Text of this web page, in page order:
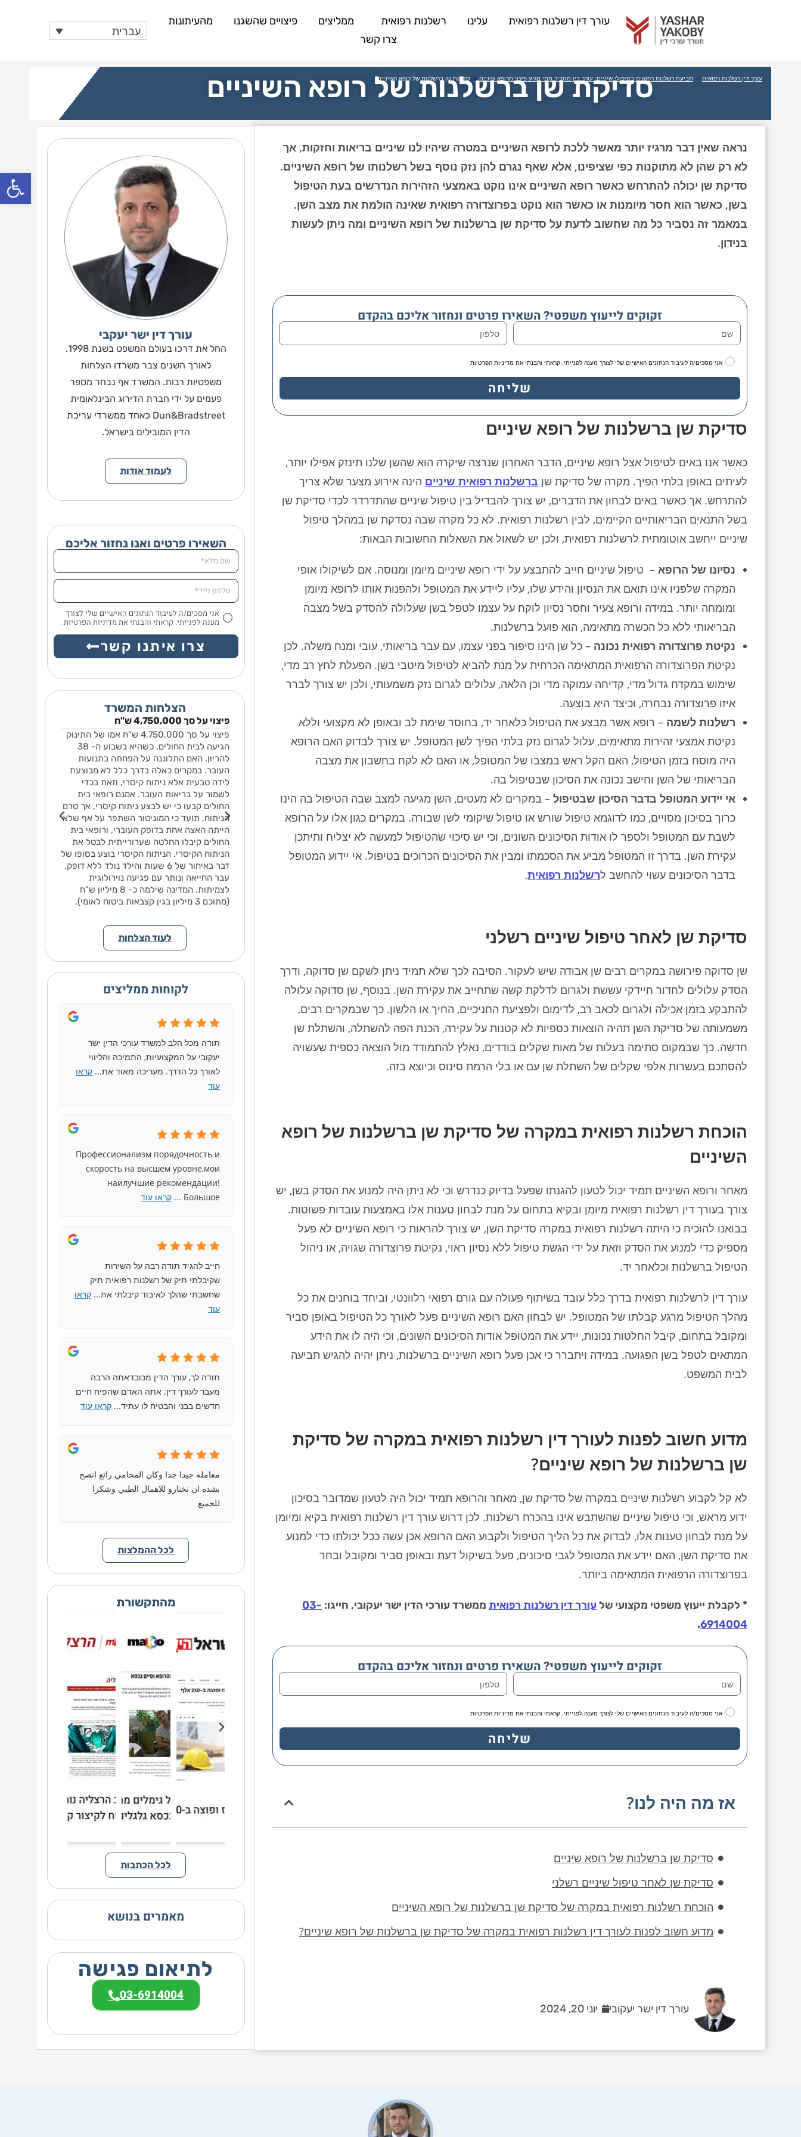
עורך דין רשלנות רפואית עלינו רשלנות רפואית ממליצים פיצויים שהשגנו
מהעיתונות
צרו קשר
עברית
עורך דין רשלנות רפואית » תביעת רשלנות רפואית בטיפולי שיניים: עורך דין מסביר מתי מגיע פיצוי מרופא שיניים » סדיקת שן ברשלנות של רופא השיניים
סדיקת שן ברשלנות של רופא השיניים
נראה שאין דבר מרגיז יותר מאשר ללכת לרופא השיניים במטרה שיהיו לנו שיניים בריאות וחזקות, אך
לא רק שהן לא מתוקנות כפי שציפינו, אלא שאף נגרם להן נזק נוסף בשל רשלנותו של רופא השיניים.
סדיקת שן יכולה להתרחש כאשר רופא השיניים אינו נוקט באמצעי הזהירות הנדרשים בעת הטיפול
בשן, כאשר הוא חסר מיומנות או כאשר הוא נוקט בפרוצדורה רפואית שאינה הולמת את מצב השן.
במאמר זה נסביר כל מה שחשוב לדעת על סדיקת שן ברשלנות של רופא השיניים ומה ניתן לעשות
בנידון.
זקוקים לייעוץ משפטי? השאירו פרטים ונחזור אליכם בהקדם
אני מסכים/ה לעיבוד הנתונים האישיים שלי לצורך מענה לפנייתי. קראתי והבנתי את מדיניות הפרטיות
שליחה
סדיקת שן ברשלנות של רופא שיניים
כאשר אנו באים לטיפול אצל רופא שיניים, הדבר האחרון שנרצה שיקרה הוא שהשן שלנו תינזק אפילו יותר,
לעיתים באופן בלתי הפיך. מקרה של סדיקת שן ברשלנות רפואית שיניים הינה אירוע מצער שלא צריך
להתרחש. אך כאשר באים לבחון את הדברים, יש צורך להבדיל בין טיפול שיניים שהתדרדר לכדי סדיקת שן
בשל התנאים הבריאותיים הקיימים, לבין רשלנות רפואית. לא כל מקרה שבה נסדקת שן במהלך טיפול
שיניים ייחשב אוטומתית לרשלנות רפואית, ולכן יש לשאול את השאלות החשובות הבאות:
נסיונו של הרופא – טיפול שיניים חייב להתבצע על ידי רופא שיניים מיומן ומנוסה. אם לשיקולו אופי
המקרה שלפניו אינו תואם את הנסיון והידע שלו, עליו ליידע את המטופל ולהפנות אותו לרופא מיומן
ומומחה יותר. במידה ורופא צעיר וחסר נסיון לוקח על עצמו לטפל בשן שעלולה להסדק בשל מצבה
הבריאותי ללא כל הכשרה מתאימה, הוא פועל ברשלנות.
נקיטת פרוצדורה רפואית נכונה – כל שן הינו סיפור בפני עצמו, עם עבר בריאותי, עובי ומנח משלה. לכן
נקיטת הפרוצדורה הרפואית המתאימה הכרחית על מנת להביא לטיפול מיטבי בשן. הפעלת לחץ רב מדי,
שימוש במקדח גדול מדי, קדיחה עמוקה מדי וכן הלאה, עלולים לגרום נזק משמעותי, ולכן יש צורך לברר
איזו פרוצדורה נבחרה, וכיצד היא בוצעה.
רשלנות לשמה – רופא אשר מבצע את הטיפול כלאחר יד, בחוסר שימת לב ובאופן לא מקצועי וללא
נקיטת אמצעי זהירות מתאימים, עלול לגרום נזק בלתי הפיך לשן המטופל. יש צורך לבדוק האם הרופא
היה מוסח בזמן הטיפול, האם הקל ראש במצבו של המטופל, או האם לא לקח בחשבון את מצבה
הבריאותי של השן וחישב נכונה את הסיכון שבטיפול בה.
אי יידוע המטופל בדבר הסיכון שבטיפול – במקרים לא מעטים, השן מגיעה למצב שבה הטיפול בה הינו
כרוך בסיכון מסויים, כמו לדוגמא טיפול שורש או טיפול שיקומי לשן שבורה. במקרים כגון אלו על הרופא
לשבת עם המטופל ולספר לו אודות הסיכונים השונים, וכי יש סיכוי שהטיפול למעשה לא יצליח ותיתכן
עקירת השן. בדרך זו המטופל מביע את הסכמתו ומבין את הסיכונים הכרוכים בטיפול. אי יידוע המטופל
בדבר הסיכונים עשוי להחשב לרשלנות רפואית.
סדיקת שן לאחר טיפול שיניים רשלני
שן סדוקה פירושה במקרים רבים שן אבודה שיש לעקור. הסיבה לכך שלא תמיד ניתן לשקם שן סדוקה, ודרך
הסדק עלולים לחדור חיידקי עששת ולגרום לדלקת קשה שתחייב את עקירת השן. בנוסף, שן סדוקה עלולה
להתבקע בזמן אכילה ולגרום לכאב רב, לדימום ולפציעת החניכיים, החיך או הלשון. כך שבמקרים רבים,
משמעותה של סדיקת השן תהיה הוצאות כספיות לא קטנות על עקירה, הכנת הפה להשתלה, והשתלת שן
חדשה. כך שבמקום סתימה בעלות של מאות שקלים בודדים, נאלץ להתמודד מול הוצאה כספית שעשויה
להסתכם בעשרות אלפי שקלים של השתלת שן עם או בלי הרמת סינוס וכיוצא בזה.
הוכחת רשלנות רפואית במקרה של סדיקת שן ברשלנות של רופא
השיניים
מאחר ורופא השיניים תמיד יכול לטעון להגנתו שפעל בדיוק כנדרש וכי לא ניתן היה למנוע את הסדק בשן, יש
צורך בעורך דין רשלנות רפואית מיומן ובקיא בתחום על מנת לבחון טענות אלו באמצעות עובדות פשוטות.
בבואנו להוכיח כי היתה רשלנות רפואית במקרה סדיקת השן, יש צורך להראות כי רופא השיניים לא פעל
מספיק כדי למנוע את הסדק וזאת על ידי הגשת טיפול ללא נסיון ראוי, נקיטת פרוצדורה שגויה, או ניהול
הטיפול ברשלנות וכלאחר יד.
עורך דין לרשלנות רפואית בדרך כלל עובד בשיתוף פעולה עם גורם רפואי רלוונטי, וביחד בוחנים את כל
מהלך הטיפול מרגע קבלתו של המטופל. יש לבחון האם רופא השיניים פעל לאורך כל הטיפול באופן סביר
ומקובל בתחום, קיבל החלטות נכונות, יידע את המטופל אודות הסיכונים השונים, וכי היה לו את הידע
המתאים לטפל בשן הפגועה. במידה ויתברר כי אכן פעל רופא השיניים ברשלנות, ניתן יהיה להגיש תביעה
לבית המשפט.
מדוע חשוב לפנות לעורך דין רשלנות רפואית במקרה של סדיקת
שן ברשלנות של רופא שיניים?
לא קל לקבוע רשלנות שיניים במקרה של סדיקת שן, מאחר והרופא תמיד יכול היה לטעון שמדובר בסיכון
ידוע מראש, וכי טיפול שיניים שהשתבש אינו בהכרח רשלנות. לכן דרוש עורך דין רשלנות רפואית בקיא ומיומן
על מנת לבחון טענות אלו, לבדוק את כל הליך הטיפול ולקבוע האם הרופא אכן עשה ככל יכולתו כדי למנוע
את סדיקת השן, האם יידע את המטופל לגבי סיכונים, פעל בשיקול דעת ובאופן סביר ומקובל ובחר
בפרוצדורה הרפואית המתאימה ביותר.
* לקבלת ייעוץ משפטי מקצועי של עורך דין רשלנות רפואית ממשרד עורכי הדין ישר יעקובי, חייגו: 03-
6914004
.
זקוקים לייעוץ משפטי? השאירו פרטים ונחזור אליכם בהקדם
אני מסכים/ה לעיבוד הנתונים האישיים שלי לצורך מענה לפנייתי. קראתי והבנתי את מדיניות הפרטיות
שליחה
אז מה היה לנו?
סדיקת שן ברשלנות של רופא שיניים
סדיקת שן לאחר טיפול שיניים רשלני
הוכחת רשלנות רפואית במקרה של סדיקת שן ברשלנות של רופא השיניים
מדוע חשוב לפנות לעורך דין רשלנות רפואית במקרה של סדיקת שן ברשלנות של רופא שיניים?
עורך דין ישר יעקובי יוני 20, 2024
עורך דין ישר יעקבי
החל את דרכו בעולם המשפט בשנת 1998.
לאורך השנים צבר משרדו הצלחות
משפטיות רבות. המשרד אף נבחר מספר
פעמים על ידי חברת הדירוג הבינלאומית
Dun&Bradstreet כאחד ממשרדי עריכת
הדין המובילים בישראל.
לעמוד אודות
השאירו פרטים ואנו נחזור אליכם
אני מסכים/ה לעיבוד הנתונים האישיים שלי לצורך
מענה לפנייתי. קראתי והבנתי את מדיניות הפרטיות.
צרו איתנו קשר
הצלחות המשרד
פיצוי על סך 4,750,000 ש"ח
הגיעה לבית החולים, כשהיא בשבוע ה- 38
להריון. האם התלוננה על הפחתה בתנועות
לידה טבעית אלא ניתוח קיסרי, וזאת בכדי
לשמור על בריאות העובר. אמנם רופאי בית
החולים קבעו כי יש לבצע ניתוח קיסרי, אך טרם
הניתוח, תועד כי המוניטור השתפר על אף שלא
הייתה האצה אחת בדופק העוברי, ורופאי בית
החולים קיבלו החלטה שערורייתית לבטל את
הניתוח הקיסרי. הניתוח הקיסרי בוצע בסופו של
עבר החייאה ונותר עם פגיעה נוירולוגית
פיצוי על סך 1,541,068 ש"ח בגין נפילה​
ילד בן שנה ותשעה חודשים עלה על מגלשה
חצויה בגן לאומי בירושלים. כל החצי התחתון
של המגלשה היה חסר. נפל מגובה 2 מטרים
מומחה התביעה טען כי האפילפסיה נגרמה
כתוצאה מהנפילה, למרות שלא נגרם שבר או
דימום מוחי. מספר מומחים לנוירולוגיה מסרו
בהתייעצות פנימית כי לדעתם אין קשר בין
שבר/דימום מוחי. בישיבת הגישור שהתקיימה
בתיק עמדתי על משפט אחד בחוות הדעת
אחוזי הנכות שנגרמו כתוצאה מהנפילה.
פיצוי על סך 1,541,068 ש"ח
ילד בן שנה ותשעה חודשים עלה על מגלשה
חצויה בגן לאומי בירושלים. כל החצי התחתון
כתוצאה מהנפילה, למרות שלא נגרם שבר או
דימום מוחי. מספר מומחים לנוירולוגיה מסרו
בהתייעצות פנימית כי לדעתם אין קשר בין
הנפילה לבין האפילפסיה בגלל שלא היה
שבר/דימום מוחי. בישיבת הגישור שהתקיימה
בתיק עמדתי על משפט אחד בחוות הדעת
פיצוי על סך 4,750,000 ש"ח
פיצוי על סך 4,750,000 ש"ח אמו של התינוק
הגיעה לבית החולים, כשהיא בשבוע ה- 38
להריון. האם התלוננה על הפחתה בתנועות
העובר. במקרים כאלה בדרך כלל לא מבוצעת
לידה טבעית אלא ניתוח קיסרי, וזאת בכדי
לשמור על בריאות העובר. אמנם רופאי בית
החולים קבעו כי יש לבצע ניתוח קיסרי, אך טרם
הניתוח, תועד כי המוניטור השתפר על אף שלא
הייתה האצה אחת בדופק העוברי, ורופאי בית
החולים קיבלו החלטה שערורייתית לבטל את
הניתוח הקיסרי. הניתוח הקיסרי בוצע בסופו של
דבר באיחור של 6 שעות והילד נולד ללא דופק,
עבר החייאה ונותר עם פגיעה נוירולוגית
לצמיתות. המדינה שילמה כ- 8 מיליון ש”ח
(מתוכם 3 מיליון בגין קצבאות ביטוח לאומי).
לעוד הצלחות
לקוחות ממליצים
תודה מכל הלב למשרד עורכי הדין ישר
יעקובי על המקצועיות, התמיכה והליווי
לאורך כל הדרך. מעריכה מאוד את... קראו
עוד
Профессионализм порядочность и
скорость на высшем уровне,мои
наилучшие рекомендации!
Большое
... קראו עוד
חייב להגיד תודה רבה על השירות
שקיבלתי תיק של רשלנות רפואית תיק
שחשבתי שהלך לאיבוד קיבלתי את... קראו
עוד
תודה לך, עורך הדין מכובדאתה הרבה
מעבר לעורך דין; אתה האדם שהפיח חיים
חדשים בבני והבטיח לו עתיד... קראו עוד
معامله جيدا جدا وكان المحامي رائع انصح
بشده ان تختارو للاهمال الطبي وشكرا
للجميع
לכל ההמלצות
מהתקשורת
לכל הכתבות
מאמרים בנושא
לתיאום פגישה
03-6914004